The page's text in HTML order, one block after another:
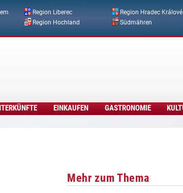
Direkt zum Inhalt
Region Liberec Region Hradec Králové
Region Hochland Südmähren
EINKAUFEN GASTRONOMIE
Mehr zum Thema